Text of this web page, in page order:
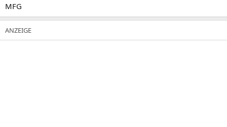
MFG